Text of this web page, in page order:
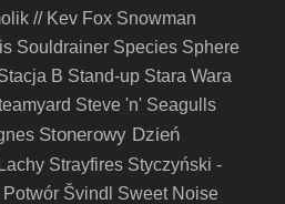
// Kev Fox Snowman
Souldrainer Species Sphere
B Stand-up Stara Wara
Steve 'n' Seagulls
Stonerowy Dzień
Strayfires Styczyński -
Potwór Švindl Sweet Noise